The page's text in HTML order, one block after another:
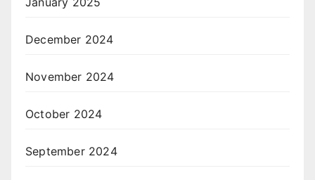
December 2024
November 2024
October 2024
September 2024